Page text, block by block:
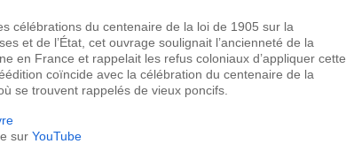
célébrations du centenaire de la loi de 1905 sur la
et de l’État, cet ouvrage soulignait l’ancienneté de la
en France et rappelait les refus coloniaux d’appliquer cette
coïncide avec la célébration du centenaire de la
se trouvent rappelés de vieux poncifs.
sur YouTube